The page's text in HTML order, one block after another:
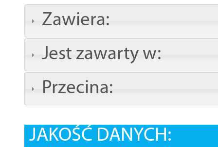
Zawiera:
Jest zawarty w:
Przecina:
JAKOŚĆ DANYCH: